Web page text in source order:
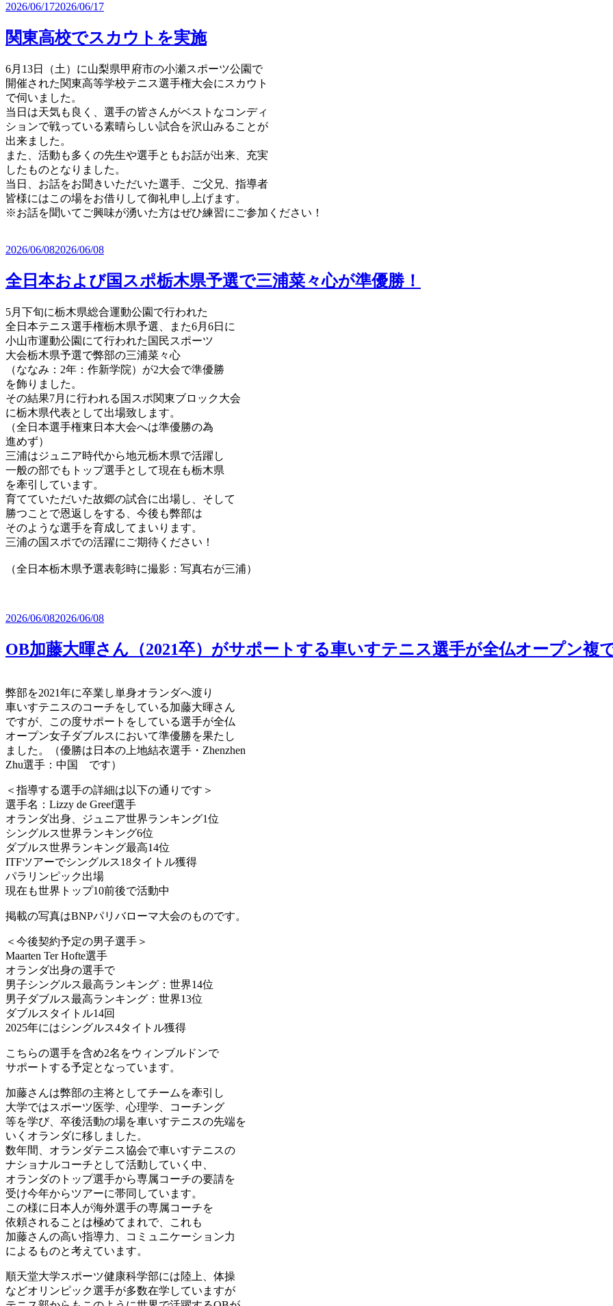
2026/06/172026/06/17
関東高校でスカウトを実施
6月13日（土）に山梨県甲府市の小瀬スポーツ公園で
開催された関東高等学校テニス選手権大会にスカウト
で伺いました。
当日は天気も良く、選手の皆さんがベストなコンディ
ションで戦っている素晴らしい試合を沢山みることが
出来ました。
また、活動も多くの先生や選手ともお話が出来、充実
したものとなりました。
当日、お話をお聞きいただいた選手、ご父兄、指導者
皆様にはこの場をお借りして御礼申し上げます。
※お話を聞いてご興味が湧いた方はぜひ練習にご参加ください！
2026/06/082026/06/08
全日本および国スポ栃木県予選で三浦菜々心が準優勝！
5月下旬に栃木県総合運動公園で行われた
全日本テニス選手権栃木県予選、また6月6日に
小山市運動公園にて行われた国民スポーツ
大会栃木県予選で弊部の三浦菜々心
（ななみ：2年：作新学院）が2大会で準優勝
を飾りました。
その結果7月に行われる国スポ関東ブロック大会
に栃木県代表として出場致します。
（全日本選手権東日本大会へは準優勝の為
進めず）
三浦はジュニア時代から地元栃木県で活躍し
一般の部でもトップ選手として現在も栃木県
を牽引しています。
育てていただいた故郷の試合に出場し、そして
勝つことで恩返しをする、今後も弊部は
そのような選手を育成してまいります。
三浦の国スポでの活躍にご期待ください！
（全日本栃木県予選表彰時に撮影：写真右が三浦）
2026/06/082026/06/08
OB加藤大暉さん（2021卒）がサポートする車いすテニス選手が全仏オープン複
弊部を2021年に卒業し単身オランダへ渡り
車いすテニスのコーチをしている加藤大暉さん
ですが、この度サポートをしている選手が全仏
オープン女子ダブルスにおいて準優勝を果たし
ました。（優勝は日本の上地結衣選手・Zhenzhen
Zhu選手：中国 です）
＜指導する選手の詳細は以下の通りです＞
選手名：Lizzy de Greef選手
オランダ出身、ジュニア世界ランキング1位
シングルス世界ランキング6位
ダブルス世界ランキング最高14位
ITFツアーでシングルス18タイトル獲得
パラリンピック出場
現在も世界トップ10前後で活動中
掲載の写真はBNPパリバローマ大会のものです。
＜今後契約予定の男子選手＞
Maarten Ter Hofte選手
オランダ出身の選手で
男子シングルス最高ランキング：世界14位
男子ダブルス最高ランキング：世界13位
ダブルスタイトル14回
2025年にはシングルス4タイトル獲得
こちらの選手を含め2名をウィンブルドンで
サポートする予定となっています。
加藤さんは弊部の主将としてチームを牽引し
大学ではスポーツ医学、心理学、コーチング
等を学び、卒後活動の場を車いすテニスの先端を
いくオランダに移しました。
数年間、オランダテニス協会で車いすテニスの
ナショナルコーチとして活動していく中、
オランダのトップ選手から専属コーチの要請を
受け今年からツアーに帯同しています。
この様に日本人が海外選手の専属コーチを
依頼されることは極めてまれで、これも
加藤さんの高い指導力、コミュニケーション力
によるものと考えています。
順天堂大学スポーツ健康科学部には陸上、体操
などオリンピック選手が多数在学していますが